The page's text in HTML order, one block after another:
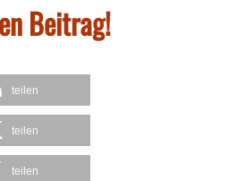
Beitrag!
teilen
teilen
teilen